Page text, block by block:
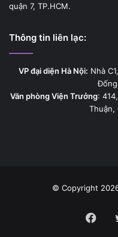
quận 7, TP.HCM.
Thông tin liên lạc:
VP đại diện Hà Nội: Nhà
Đống
Văn phòng Viện Trưởng:
Thuận,
© Copyright